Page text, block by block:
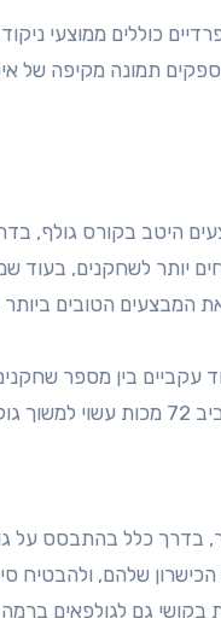
כוללים ממוצעי
תמונה מקיפה של
היטב בקורס גולף,
יותר לשחקנים, בעוד
בין מספר
כלל בהתבסס על
הכישרון שלהם,